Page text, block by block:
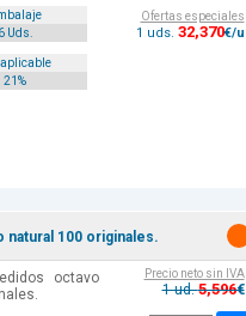
6 Uds.
aplicable
21%
Ofertas especiales
1 uds. 32,370€/u
natural 100 originales.
octavo
Precio neto sin IVA
1 ud.5,596€